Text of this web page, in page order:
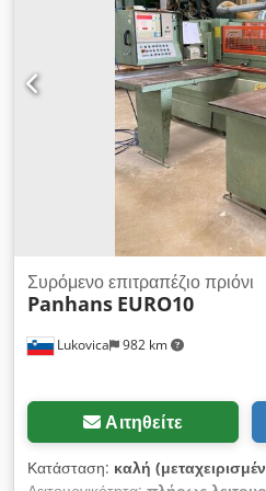
Lukovica 982 km
Συρόμενο επιτραπέζιο πριόνι
Panhans EURO10
Αιτηθείτε
Κατάσταση: καλή